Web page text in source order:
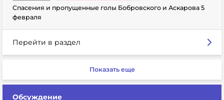
Спасения и пропущенные голы Бобровского и Аскарова 5
февраля
Перейти в раздел
Показать еще
Обсуждение